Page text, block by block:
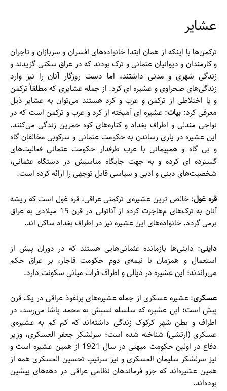
عشایر
ترکمن‌‌ها با اینکه از همان ابتدا خانواده‌‌های افسران و سربازان و تاجران
و کارمندان و دیوانیان عثمانی و ترک بودند که در عراق سکنی گزیدند و
زندگی شهری و مدنی داشتند، اما دست روزگار آنان را نیز وارد
زندگی‌‌های صحراوی و عشیره ای کرد. از جمله عشایری که مطلقاً ترکمن
و یا اختلاطی از ترکمن و عرب و کرد هستند می‌توان به عشایر ذیل
معرفی کرد: بیات: عشیره ای آمیخته از کرد و عرب و ترکمن است که در
نواحی مندلی و اطراف بغداد و کناره‌‌های کوه حمرین زندگی می‌کنند.
این عشیره در یاری رساندن به حکومت عثمانی و سرکوبی مخالفان گاه
و بی گاه و همپیمانی با عرب طرفدار حکومت عثمانی فعالیت‌‌های
گسترده ای کرده و به جهت جایگاه مناسبش در دستگاه عثمانی،
شخصیت‌‌های دینی و ادبی و سیاسی قابل توجهی را ارائه کرده است.
قره غول: خالص ترین عشیره‌ی ترکمنی عراقی، قره غول است که ریشه
آنان به ترک‌‌های م‌هاجرت کرده از آناتولی در قرن 15 میلادی به عراق
برمی گردد. خانواده‌‌های این عشیره نیز در اطراف بغداد ساکن اند.
داینی: داینی‌‌ها بازمانده عثمانی‌‌هایی هستند که در دوران پیش از
استعمال و همزمان با نیمه‌ی دوم حکومت قاجار، بر عراق حکم
می‌راندند؛ این عشیره در دیالی و اطراف فرات میانی سکونت دارد.
عسکری: عشیره عسکری از جمله عشیره‌‌های پرنفوذ عراقی در یک قرن
پیش است؛ این عشیره که سلسله نسبش به محمد پاشا می‌رسد، در
اطراف و بطن شهر کرکوک زندگی داشته‌اند که کم کم به عشیره‌ی
عسکری (ارتشی) شناخته شده است؛ سرلشکر جعفر العسکری، وزیر
دفاع در اولین حکومت میهنی در سال 1921 از همین عشیره است و
نیز سرلشکر سلیمان العسکری و نیز سرتیپ تحسین العسکری همه از
همین عشیره‌اند که جزو فرماند‌هان نظامی عراقی در دهه‌‌های پیشین
بوده‌اند.